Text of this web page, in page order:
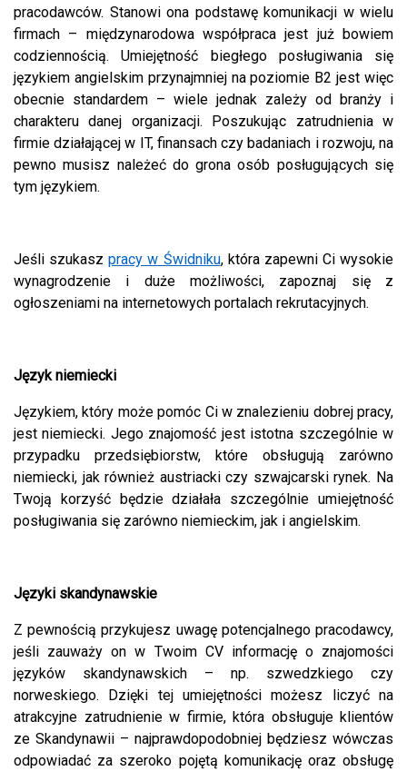
pracodawców. Stanowi ona podstawę komunikacji w wielu
firmach – międzynarodowa współpraca jest już bowiem
codziennością. Umiejętność biegłego posługiwania się
językiem angielskim przynajmniej na poziomie B2 jest więc
obecnie standardem – wiele jednak zależy od branży i
charakteru danej organizacji. Poszukując zatrudnienia w
firmie działającej w IT, finansach czy badaniach i rozwoju, na
pewno musisz należeć do grona osób posługujących się
tym językiem.
Jeśli szukaszpracy w Świdniku, która zapewni Ci wysokie
wynagrodzenie i duże możliwości, zapoznaj się z
ogłoszeniami na internetowych portalach rekrutacyjnych.
Język niemiecki
Językiem, który może pomóc Ci w znalezieniu dobrej pracy,
jest niemiecki. Jego znajomość jest istotna szczególnie w
przypadku przedsiębiorstw, które obsługują zarówno
niemiecki, jak również austriacki czy szwajcarski rynek. Na
Twoją korzyść będzie działała szczególnie umiejętność
posługiwania się zarówno niemieckim, jak i angielskim.
Języki skandynawskie
Z pewnością przykujesz uwagę potencjalnego pracodawcy,
jeśli zauważy on w Twoim CV informację o znajomości
języków skandynawskich – np. szwedzkiego czy
norweskiego. Dzięki tej umiejętności możesz liczyć na
atrakcyjne zatrudnienie w firmie, która obsługuje klientów
ze Skandynawii – najprawdopodobniej będziesz wówczas
odpowiadać za szeroko pojętą komunikację oraz obsługę